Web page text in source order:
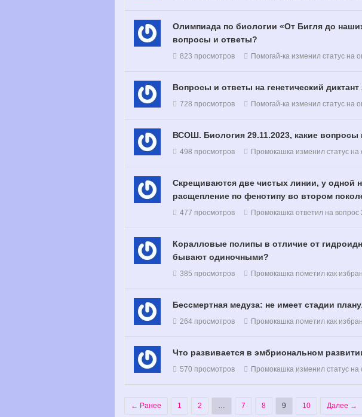
Олимпиада по биологии «От Бигля до
вопросы и ответы?
823 просмотров Помогай-ка изменил статус на
Вопросы и ответы на генетический диктант
728 просмотров Помогай-ка изменил статус на
ВСОШ. Биология 29.11.2023, какие вопросы
498 просмотров Промокашка изменил статус
Скрещиваются две чистых линии, у одной
расщепление по фенотипу во втором
477 просмотров Промокашка ответил на вопрос
Коралловые полипы в отличие от
бывают одиночными?
385 просмотров Промокашка пометил как
Бессмертная медуза: не имеет стадии
264 просмотров Промокашка пометил как
Что развивается в эмбриональном
570 просмотров Промокашка изменил статус
← Ранее 1 2 … 7 8 9 10 Далее →